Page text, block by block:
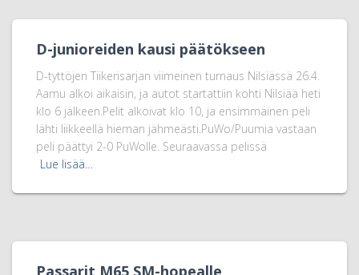
D-junioreiden kausi päätökseen
D-tyttöjen Tiikerisarjan viimeinen turnaus Nilsiässä 26.4.
Aamu alkoi aikaisin, ja autot startattiin kohti Nilsiää heti
klo 6 jälkeen.Pelit alkoivat klo 10, ja ensimmäinen peli
lähti liikkeellä hieman jähmeästi.PuWo/Puumia vastaan
peli päättyi 2-0 PuWolle. Seuraavassa pelissä
Lue lisää…
Passarit M65 SM-hopealle